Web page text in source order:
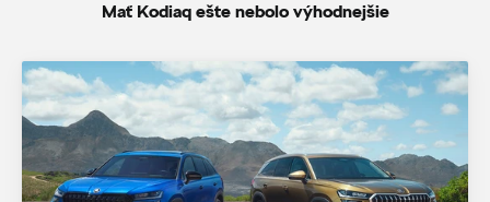
Mať Kodiaq ešte nebolo výhodnejšie